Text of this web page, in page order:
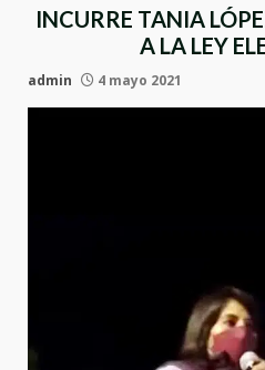
INCURRE TANIA
A LA LEY
admin 4 mayo 2021